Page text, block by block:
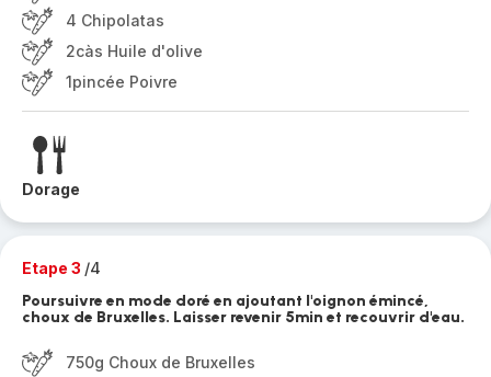
4 Chipolatas
2càs Huile d'olive
1pincée Poivre
Dorage
Etape 3 /4
Poursuivre en mode doré en ajoutant l'oignon émincé,
choux de Bruxelles. Laisser revenir 5min et recouvrir d'eau.
750g Choux de Bruxelles